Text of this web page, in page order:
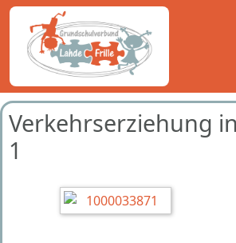
Verkehrserziehung
1